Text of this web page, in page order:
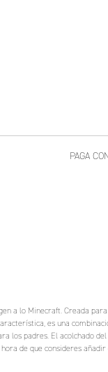
a lo Minecraft. Creada
es una
los padres. El acolchado
de que consideres